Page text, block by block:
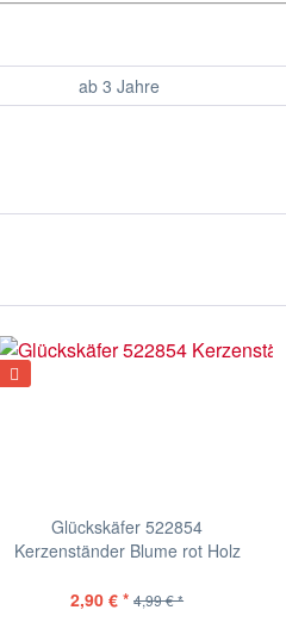
ab 3 Jahre
Glückskäfer 522854
Kerzenständer Blume rot Holz
2,90 € * 4,99 € *